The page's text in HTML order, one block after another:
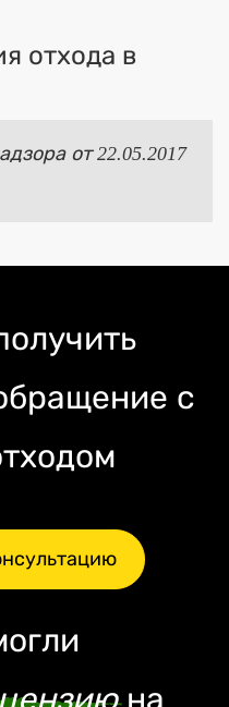
отхода в
от 22.05.2017
с
на